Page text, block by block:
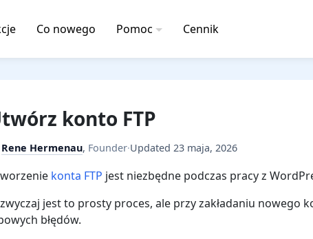
Co nowego Pomoc Cennik
konto FTP
Rene Hermenau, Founder·Updated23 maja, 2026
konta FTP jest niezbędne podczas pracy z
jest to prosty proces, ale przy zakładaniu nowego
błędów.